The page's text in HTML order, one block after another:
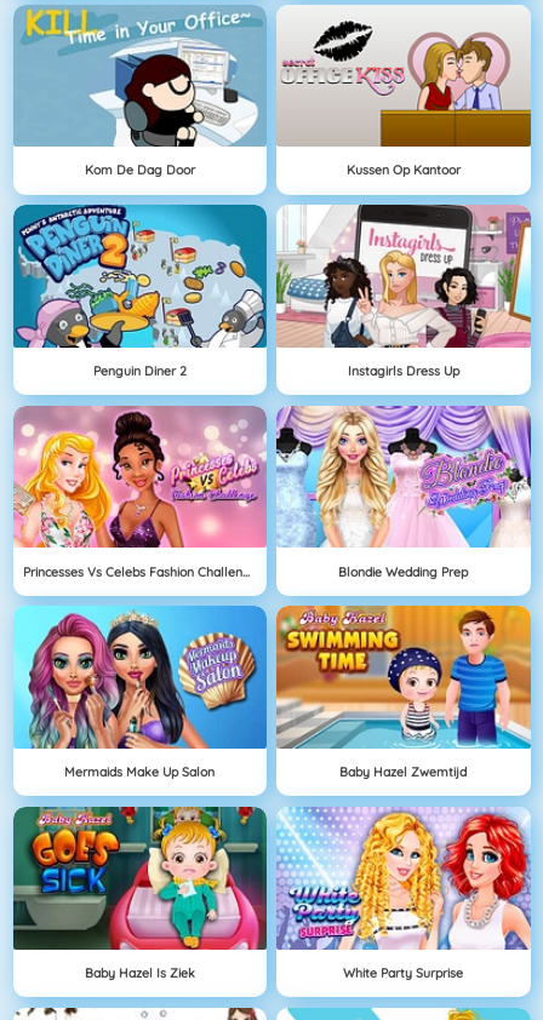
Kom De Dag Door Kussen Op Kantoor
Penguin Diner 2 Instagirls Dress Up
Princesses Vs Celebs Fashion Challenge Blondie Wedding Prep
Mermaids Make Up Salon Baby Hazel Zwemtijd
Baby Hazel Is Ziek White Party Surprise